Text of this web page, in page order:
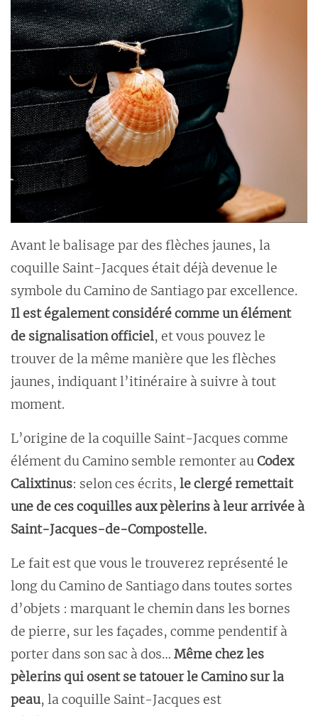
Avant le balisage par des flèches jaunes, la
coquille Saint-Jacques était déjà devenue le
symbole du Camino de Santiago par excellence.
Il est également considéré comme un élément
de signalisation officiel, et vous pouvez le
trouver de la même manière que les flèches
jaunes, indiquant l’itinéraire à suivre à tout
moment.
L’origine de la coquille Saint-Jacques comme
élément du Camino semble remonter auCodex
Calixtinus: selon ces écrits, le clergé remettait
une de ces coquilles aux pèlerins à leur arrivée à
Saint-Jacques-de-Compostelle.
Le fait est que vous le trouverez représenté le
long du Camino de Santiago dans toutes sortes
d’objets : marquant le chemin dans les bornes
de pierre, sur les façades, comme pendentif à
porter dans son sac à dos… Même chez les
pèlerins qui osent se tatouer le Camino sur la
peau, la coquille Saint-Jacques est